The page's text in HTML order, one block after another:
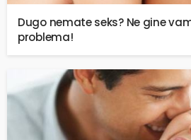
Dugo nemate seks? Ne gine
problema!